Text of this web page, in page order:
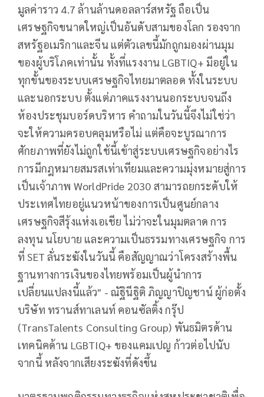
มูลค่าราว 4.7 ล้านล้านดอลลาร์สหรัฐ ถือเป็น
เศรษฐกิจขนาดใหญ่เป็นอันดับสามของโลก รองจาก
สหรัฐอเมริกาและจีน แต่ตัวเลขนี้มักถูกมองผ่านมุม
ของผู้บริโภคเท่านั้น ทั้งที่แรงงาน LGBTIQ+ มีอยู่ใน
ทุกขั้นของระบบเศรษฐกิจไทยมาตลอด ทั้งในระบบ
และนอกระบบ ตั้งแต่ภาคแรงงานนอกระบบจนถึง
ห้องประชุมบอร์ดบริหาร คำถามในวันนี้จึงไม่ใช่ว่า
จะให้ความครอบคลุมหรือไม่ แต่คือจะบูรณาการ
ศักยภาพที่ยังไม่ถูกใช้นี้เข้าสู่ระบบเศรษฐกิจอย่างไร
การมีกฎหมายสมรสเท่าเทียมและความมุ่งหมายสู่การ
เป็นเจ้าภาพ WorldPride 2030 สามารถยกระดับให้
ประเทศไทยอยู่แนวหน้าของการเป็นศูนย์กลาง
เศรษฐกิจสีรุ้งแห่งเอเชีย ไม่ว่าจะในมุมตลาด การ
ลงทุน นโยบาย และความเป็นธรรมทางเศรษฐกิจ การ
ที่ SET ลั่นระฆังในวันนี้ คือสัญญาณว่าโครงสร้างพื้น
ฐานทางการเงินของไทยพร้อมเป็นผู้นำการ
เปลี่ยนแปลงนี้แล้ว" - ณัฐินีฐิติ ภิญญาปิญชาน์ ผู้ก่อตั้ง
บริษัท ทรานส์ทาเลนท์ คอนซัลติ้ง กรุ๊ป
(TransTalents Consulting Group) พันธมิตรด้าน
เทคนิคด้าน LGBTIQ+ ของแคมเปญ ก้าวต่อไปนับ
จากนี้ หลังจากเสียงระฆังที่ดังขึ้น